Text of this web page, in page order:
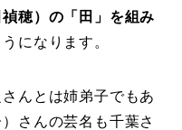
穂）の「田」を組み
うになります。
んとは姉弟子でもあ
さんの芸名も千葉さ